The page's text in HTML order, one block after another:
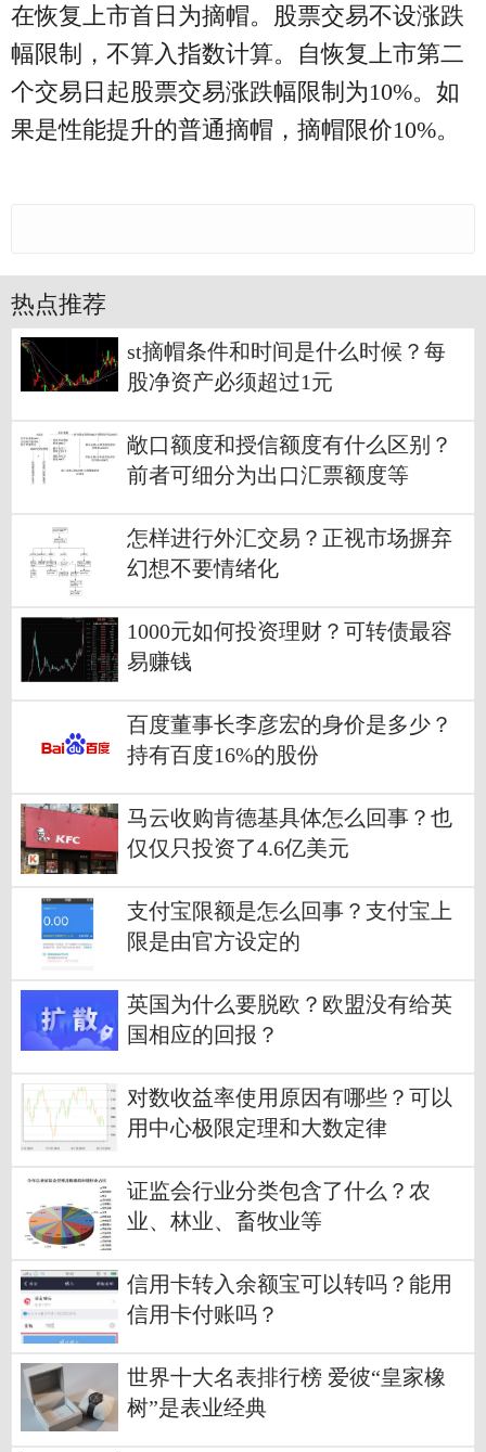
在恢复上市首日为摘帽。股票交易不设涨跌
幅限制，不算入指数计算。自恢复上市第二
个交易日起股票交易涨跌幅限制为10%。如
果是性能提升的普通摘帽，摘帽限价10%。
热点推荐
st摘帽条件和时间是什么时候？每
股净资产必须超过1元
敞口额度和授信额度有什么区别？
前者可细分为出口汇票额度等
怎样进行外汇交易？正视市场摒弃
幻想不要情绪化
1000元如何投资理财？可转债最容
易赚钱
百度董事长李彦宏的身价是多少？
持有百度16%的股份
马云收购肯德基具体怎么回事？也
仅仅只投资了4.6亿美元
支付宝限额是怎么回事？支付宝上
限是由官方设定的
英国为什么要脱欧？欧盟没有给英
国相应的回报？
对数收益率使用原因有哪些？可以
用中心极限定理和大数定律
证监会行业分类包含了什么？农
业、林业、畜牧业等
信用卡转入余额宝可以转吗？能用
信用卡付账吗？
世界十大名表排行榜 爱彼“皇家橡
树”是表业经典